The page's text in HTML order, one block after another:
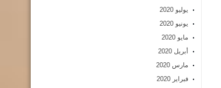
يوليو 2020
يونيو 2020
مايو 2020
أبريل 2020
مارس 2020
فبراير 2020